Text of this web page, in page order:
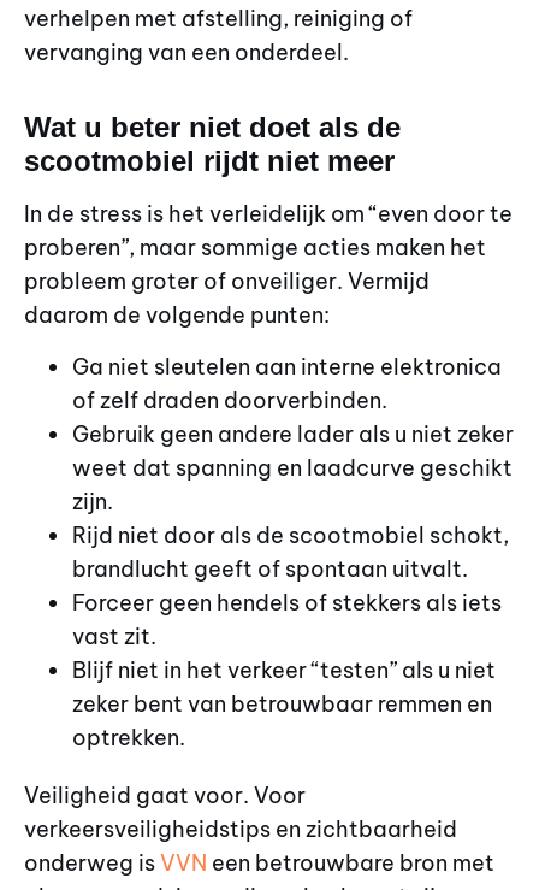
verhelpen met afstelling, reiniging of
vervanging van een onderdeel.
Wat u beter niet doet als de
scootmobiel rijdt niet meer
In de stress is het verleidelijk om “even door te
proberen”, maar sommige acties maken het
probleem groter of onveiliger. Vermijd
daarom de volgende punten:
Ga niet sleutelen aan interne elektronica
of zelf draden doorverbinden.
Gebruik geen andere lader als u niet zeker
weet dat spanning en laadcurve geschikt
zijn.
Rijd niet door als de scootmobiel schokt,
brandlucht geeft of spontaan uitvalt.
Forceer geen hendels of stekkers als iets
vast zit.
Blijf niet in het verkeer “testen” als u niet
zeker bent van betrouwbaar remmen en
optrekken.
Veiligheid gaat voor. Voor
verkeersveiligheidstips en zichtbaarheid
onderweg isVVN een betrouwbare bron met